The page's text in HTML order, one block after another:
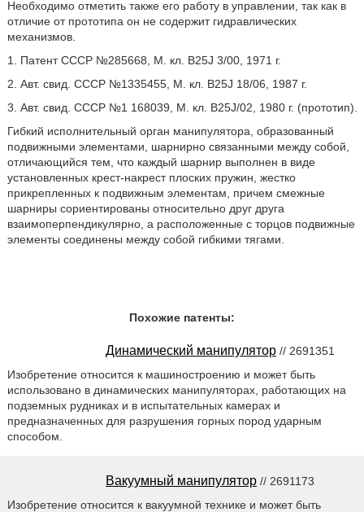
Необходимо отметить также его работу в управлении, так как в
отличие от прототипа он не содержит гидравлических
механизмов.
1. Патент СССР №285668, М. кл. B25J 3/00, 1971 г.
2. Авт. свид. СССР №1335455, М. кл. B25J 18/06, 1987 г.
3. Авт. свид. СССР №1 168039, М. кл. B25J/02, 1980 г. (прототип).
Гибкий исполнительный орган манипулятора, образованный
подвижными элементами, шарнирно связанными между собой,
отличающийся тем, что каждый шарнир выполнен в виде
установленных крест-накрест плоских пружин, жестко
прикрепленных к подвижным элементам, причем смежные
шарниры сориентированы относительно друг друга
взаимоперпендикулярно, а расположенные c торцов подвижные
элементы соединены между собой гибкими тягами.
Похожие патенты:
Динамический манипулятор // 2691351
Изобретение относится к машиностроению и может быть
использовано в динамических манипуляторах, работающих на
подземных рудниках и в испытательных камерах и
предназначенных для разрушения горных пород ударным
способом.
Вакуумный манипулятор // 2691173
Изобретение относится к вакуумной технике и может быть